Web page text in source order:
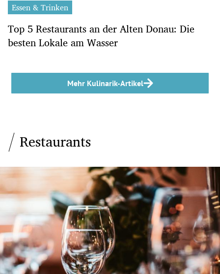
Essen & Trinken
Top 5 Restaurants an der Alten Donau: Die
besten Lokale am Wasser
Mehr Kulinarik-Artikel
Restaurants